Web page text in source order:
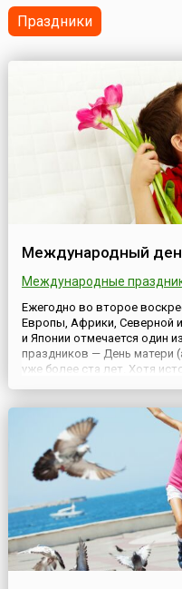
Праздники
Международный
Международные
Ежегодно во второе
Европы, Африки, Северной
и Японии отмечается один
праздников — День матери
уже более ста лет. Хотя